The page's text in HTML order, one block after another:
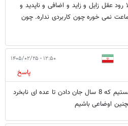
عقل زایل و زاید و اضافی و ناپدید و
نمی خوره چون کاربردی نداره. چون
۱۲:۵۰ - ۱۴۰۵/۰۲/۲۵
پاسخ
انسانم آرزوست... شرمنده انانی هستیم که 8 سال جان دادن تا عده ای نابخرد
اوضاعی باشیم